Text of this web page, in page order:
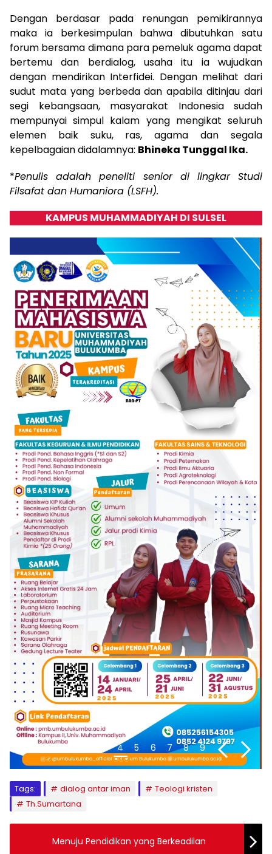
Dengan berdasar pada renungan pemikirannya
maka ia berkesimpulan bahwa dibutuhkan satu
forum bersama dimana para pemeluk agama dapat
bertemu dan berdialog, usaha itu ia wujudkan
dengan mendirikan Interfidei. Dengan melihat dari
sudut mata yang berbeda dan apabila ditinjau dari
segi kebangsaan, masyarakat Indonesia sudah
mempunyai simpul kalam yang mengikat seluruh
elemen baik suku, ras, agama dan segala
kepelbagaian didalamnya: Bhineka Tunggal Ika.
*Penulis adalah peneliti senior di lingkar Studi
Filsafat dan Humaniora (LSFH).
KAMPUS MUHAMMADIYAH DI SULSEL
4 5 6 7 8 9
Tags: dialog antar iman
Teologi kristen
Th.Sumartana
Menuju Pendidikan yang Berkeadilan